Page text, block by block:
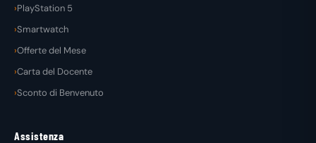
PlayStation 5
Smartwatch
Offerte del Mese
Carta del Docente
Sconto di Benvenuto
Assistenza